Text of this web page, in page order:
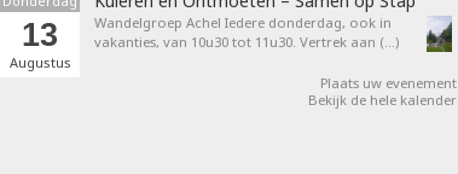
13
Augustus
Wandelgroep Achel Iedere donderdag, ook in
vakanties, van 10u30 tot 11u30. Vertrek aan (…)
Plaats uw evenement
Bekijk de hele kalender